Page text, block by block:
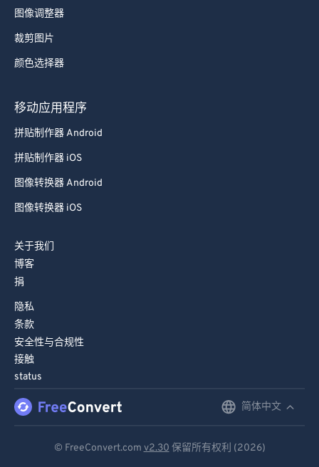
图像调整器
裁剪图片
颜色选择器
移动应用程序
拼贴制作器 Android
拼贴制作器 iOS
图像转换器 Android
图像转换器 iOS
关于我们
博客
捐
隐私
条款
安全性与合规性
接触
status
简体中文
© FreeConvert.com v2.30 保留所有权利 (2026)